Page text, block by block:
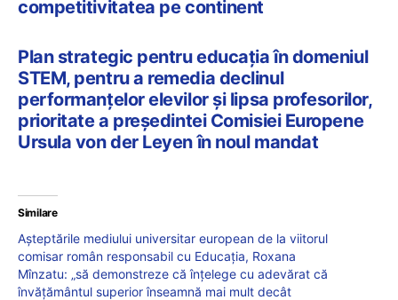
competitivitatea pe continent
Plan strategic pentru educația în domeniul
STEM, pentru a remedia declinul
performanțelor elevilor și lipsa profesorilor,
prioritate a președintei Comisiei Europene
Ursula von der Leyen în noul mandat
Similare
Așteptările mediului universitar european de la viitorul
comisar român responsabil cu Educația, Roxana
Mînzatu: „să demonstreze că înțelege cu adevărat că
învățământul superior înseamnă mai mult decât